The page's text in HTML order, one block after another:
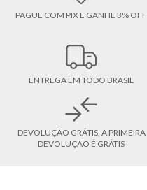
PAGUE COM PIX E GANHE 3% OFF
ENTREGA EM TODO BRASIL
DEVOLUÇÃO GRÁTIS, A PRIMEIRA
DEVOLUÇÃO É GRÁTIS